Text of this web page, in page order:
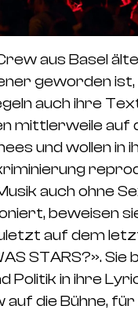
aus Basel
geworden ist,
auch ihre
mittlerweile auf
und wollen in
auch ohne
beweisen
auf dem
STARS?». Sie
Politik in ihre
auf die Bühne,